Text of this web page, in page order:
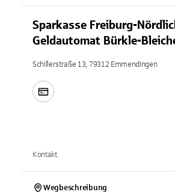
Sparkasse Freiburg-
Geldautomat Bürkle-
Schillerstraße 13, 79312 Emmendingen
Kontakt
Wegbeschreibung